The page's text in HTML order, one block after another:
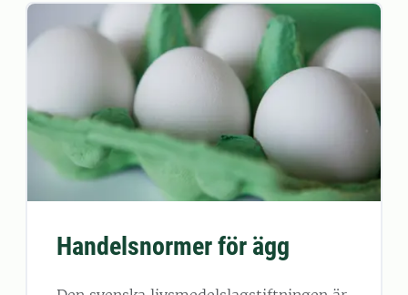
Handelsnormer för ägg